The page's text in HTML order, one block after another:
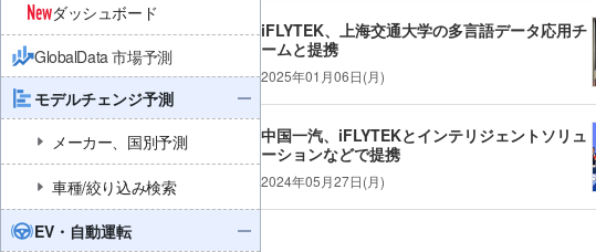
ダッシュボード
GlobalData 市場予測
モデルチェンジ予測
メーカー、国別予測
車種/絞り込み検索
EV・自動運転
iFLYTEK、上海交通大学の多言語データ応用チ
ームと提携
2025年01月06日(月)
中国一汽、iFLYTEKとインテリジェントソリュ
ーションなどで提携
2024年05月27日(月)